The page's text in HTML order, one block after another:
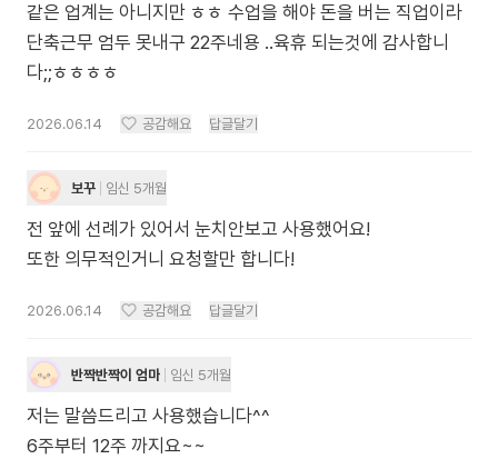
같은 업계는 아니지만 ㅎㅎ 수업을 해야 돈을 버는 직업이라
단축근무 엄두 못내구 22주네용 ..육휴 되는것에 감사합니
다;;ㅎㅎㅎㅎ
2026.06.14 공감해요 답글달기
보꾸 임신 5개월
전 앞에 선례가 있어서 눈치안보고 사용했어요!
또한 의무적인거니 요청할만 합니다!
2026.06.14 공감해요 답글달기
반짝반짝이 엄마 임신 5개월
저는 말씀드리고 사용했습니다^^
6주부터 12주 까지요~~